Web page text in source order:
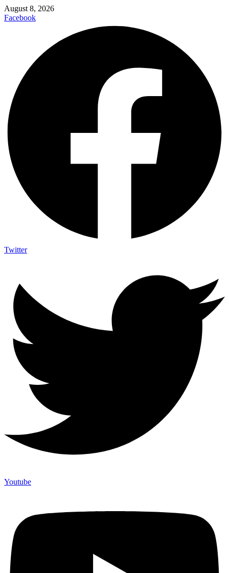
August 8, 2026
Facebook
Twitter
Youtube